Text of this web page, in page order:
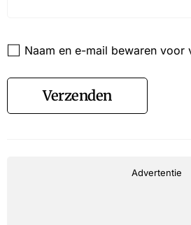
Naam en e-mail bewaren voor
Verzenden
Advertentie